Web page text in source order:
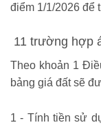
điểm 1/1/2026 để
11 trường hợp
Theo khoản 1
bảng giá đất sẽ
1 - Tính tiền sử